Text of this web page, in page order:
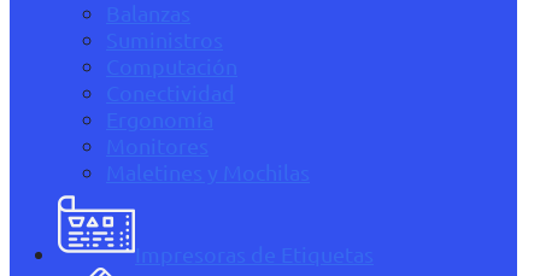
Balanzas
Suministros
Computación
Conectividad
Ergonomía
Monitores
Maletines y Mochilas
Impresoras de Etiquetas